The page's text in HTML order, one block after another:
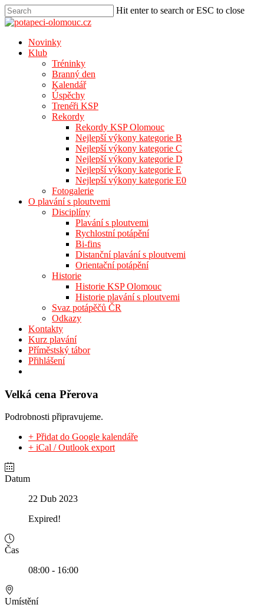
Hit enter to search or ESC to close
Novinky
Klub
Tréninky
Branný den
Kalendář
Úspěchy
Trenéři KSP
Rekordy
Rekordy KSP Olomouc
Nejlepší výkony kategorie B
Nejlepší výkony kategorie C
Nejlepší výkony kategorie D
Nejlepší výkony kategorie E
Nejlepší výkony kategorie E0
Fotogalerie
O plavání s ploutvemi
Disciplíny
Plavání s ploutvemi
Rychlostní potápění
Bi-fins
Distanční plavání s ploutvemi
Orientační potápění
Historie
Historie KSP Olomouc
Historie plavání s ploutvemi
Svaz potápěčů ČR
Odkazy
Kontakty
Kurz plavání
Příměstský tábor
Přihlášení
Velká cena Přerova
Podrobnosti připravujeme.
+ Přidat do Google kalendáře
+ iCal / Outlook export
Datum
22 Dub 2023
Expired!
Čas
08:00 - 16:00
Umístění